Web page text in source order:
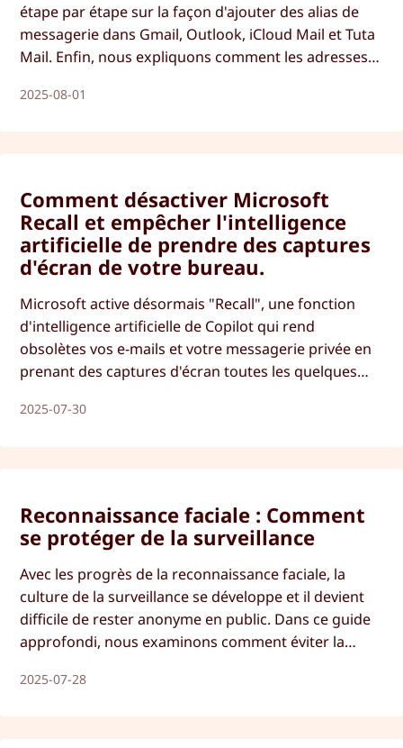
étape par étape sur la façon d'ajouter des alias de
messagerie dans Gmail, Outlook, iCloud Mail et Tuta
Mail. Enfin, nous expliquons comment les adresses
sécurité et la confidentialité de votre messagerie.
2025-08-01
Comment désactiver Microsoft
Recall et empêcher l'intelligence
artificielle de prendre des captures
d'écran de votre bureau.
Microsoft active désormais "Recall", une fonction
d'intelligence artificielle de Copilot qui rend
obsolètes vos e-mails et votre messagerie privée en
prenant des captures d'écran toutes les quelques
s'agit-il vraiment d'un "opt-in" et comment pouvez-
2025-07-30
Reconnaissance faciale : Comment
se protéger de la surveillance
Avec les progrès de la reconnaissance faciale, la
culture de la surveillance se développe et il devient
difficile de rester anonyme en public. Dans ce guide
approfondi, nous examinons comment éviter la
se protéger.
2025-07-28